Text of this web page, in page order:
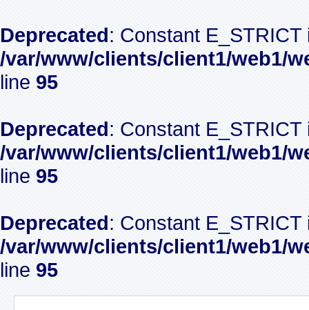
Deprecated: Constant
/var/www/clients/client1/web1/
line 95
Deprecated: Constant
/var/www/clients/client1/web1/
line 95
Deprecated: Constant
/var/www/clients/client1/web1/
line 95